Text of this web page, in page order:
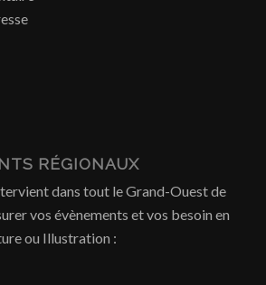
RÉGIONAUX
dans tout le Grand-Ouest de
vos évènements et vos besoin en
ou Illustration :